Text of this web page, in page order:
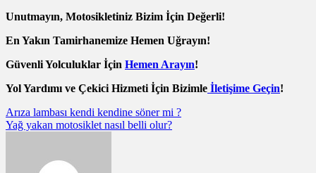
Unutmayın, Motosikletiniz Bizim İçin Değerli!
En Yakın Tamirhanemize Hemen Uğrayın!
Güvenli Yolculuklar İçin Hemen Arayın!
Yol Yardımı ve Çekici Hizmeti İçin Bizimle İletişime Geçin!
Yazı
gezinmesi
Arıza lambası kendi kendine söner mi ?
Yağ yakan motosiklet nasıl belli olur?